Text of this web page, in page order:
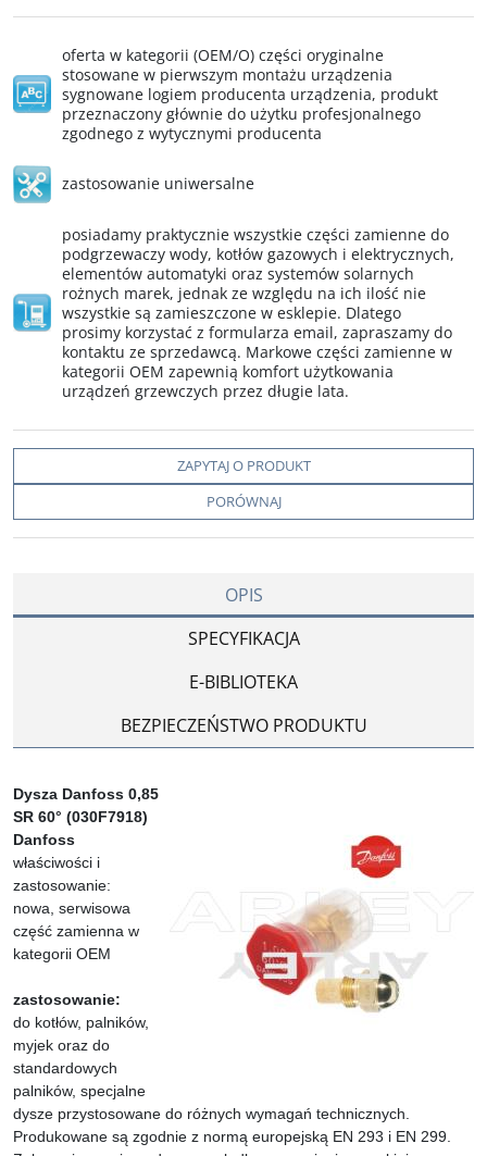
oferta w kategorii (OEM/O) części oryginalne
stosowane w pierwszym montażu urządzenia
sygnowane logiem producenta urządzenia, produkt
przeznaczony głównie do użytku profesjonalnego
zgodnego z wytycznymi producenta
zastosowanie uniwersalne
posiadamy praktycznie wszystkie części zamienne do
podgrzewaczy wody, kotłów gazowych i elektrycznych,
elementów automatyki oraz systemów solarnych
rożnych marek, jednak ze względu na ich ilość nie
wszystkie są zamieszczone w esklepie. Dlatego
prosimy korzystać z formularza email, zapraszamy do
kontaktu ze sprzedawcą. Markowe części zamienne w
kategorii OEM zapewnią komfort użytkowania
urządzeń grzewczych przez długie lata.
ZAPYTAJ O PRODUKT
PORÓWNAJ
OPIS
SPECYFIKACJA
E-BIBLIOTEKA
BEZPIECZEŃSTWO PRODUKTU
Dysza Danfoss 0,85
SR 60° (030F7918)
Danfoss
właściwości i
zastosowanie:
nowa, serwisowa
część zamienna w
kategorii OEM
zastosowanie:
do kotłów, palników,
myjek oraz do
standardowych
palników, specjalne
dysze przystosowane do różnych wymagań technicznych.
Produkowane są zgodnie z normą europejską EN 293 i EN 299.